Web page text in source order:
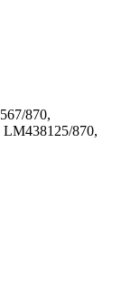
870,
870,